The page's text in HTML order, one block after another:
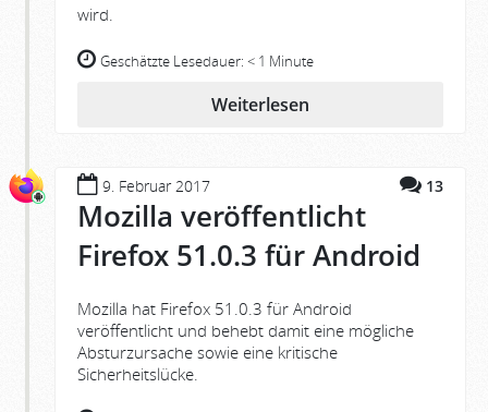
wird.
Geschätzte Lesedauer: < 1 Minute
Weiterlesen
9. Februar 2017 13
Mozilla veröffentlicht
Firefox 51.0.3 für Android
Mozilla hat Firefox 51.0.3 für Android
veröffentlicht und behebt damit eine mögliche
Absturzursache sowie eine kritische
Sicherheitslücke.